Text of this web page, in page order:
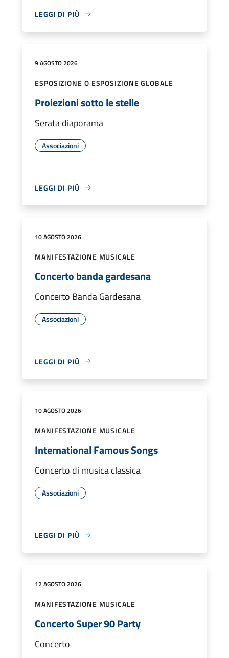
LEGGI DI PIÙ
9 AGOSTO 2026
ESPOSIZIONE O ESPOSIZIONE GLOBALE
Proiezioni sotto le stelle
Serata diaporama
Associazioni
LEGGI DI PIÙ
10 AGOSTO 2026
MANIFESTAZIONE MUSICALE
Concerto banda gardesana
Concerto Banda Gardesana
Associazioni
LEGGI DI PIÙ
10 AGOSTO 2026
MANIFESTAZIONE MUSICALE
International Famous Songs
Concerto di musica classica
Associazioni
LEGGI DI PIÙ
12 AGOSTO 2026
MANIFESTAZIONE MUSICALE
Concerto Super 90 Party
Concerto